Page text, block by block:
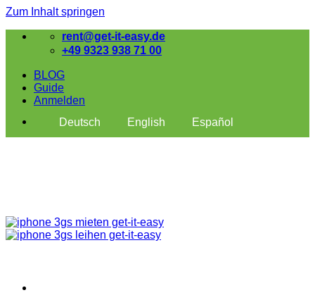
Zum Inhalt springen
rent@get-it-easy.de
+49 9323 938 71 00
BLOG
Guide
Anmelden
Deutsch
English Español